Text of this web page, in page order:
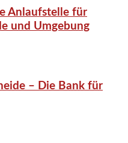
Anlaufstelle für
und Umgebung
– Die Bank für